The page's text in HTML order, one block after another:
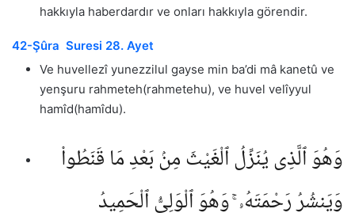
hakkıyla haberdardır ve onları hakkıyla görendir.
42-Şûra Suresi 28. Ayet
Ve huvellezî yunezzilul gayse min ba’di mâ kanetû ve
yenşuru rahmeteh(rahmetehu), ve huvel velîyyul
hamîd(hamîdu).
وَهُوَ ٱلَّذِى يُنَزِّلُ ٱلْغَيْثَ مِنۢ بَعْدِ مَا قَنَطُوا۟
وَيَنشُرُ رَحْمَتَهُۥ ۚ وَهُوَ ٱلْوَلِىُّ ٱلْحَمِيدُ